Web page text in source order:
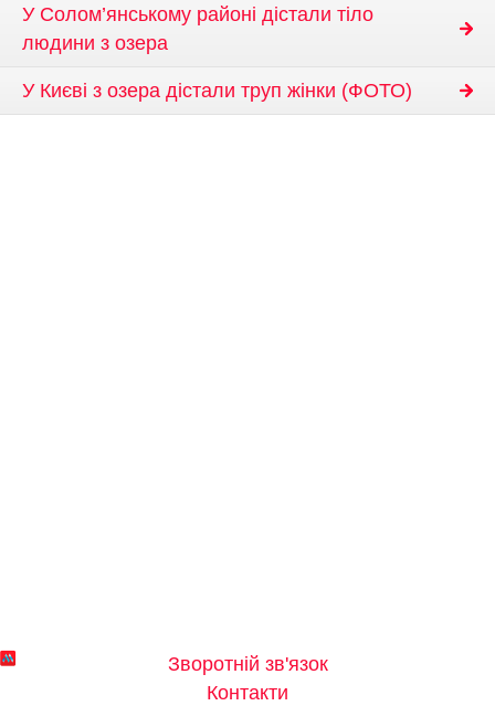
У Солом’янському районі дістали тіло
людини з озера
У Києві з озера дістали труп жінки (ФОТО)
Зворотній зв'язок
Контакти